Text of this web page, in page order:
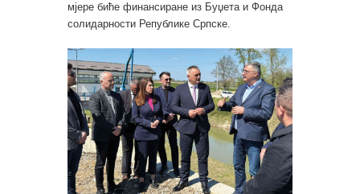
мјере биће финансиране из Буџета и Фонда
солидарности Републике Српске.